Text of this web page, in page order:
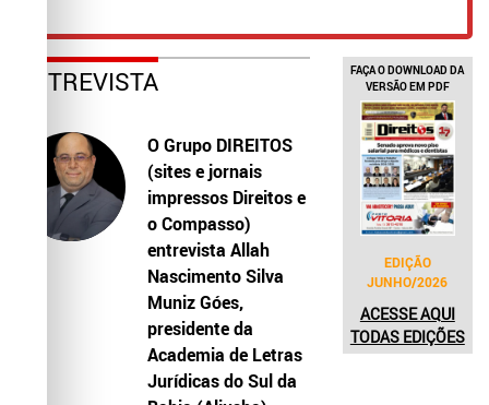
ENTREVISTA
O Grupo DIREITOS
(sites e jornais
impressos Direitos e
o Compasso)
entrevista Allah
Nascimento Silva
Muniz Góes,
presidente da
Academia de Letras
Jurídicas do Sul da
FAÇA O DOWNLOAD DA
VERSÃO EM PDF
EDIÇÃO
JUNHO/2026
ACESSE AQUI
TODAS EDIÇÕES